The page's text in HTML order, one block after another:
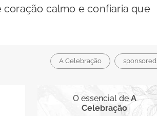
calmo e confiaria que
A Celebração sponsored
O essencial deA
Celebração